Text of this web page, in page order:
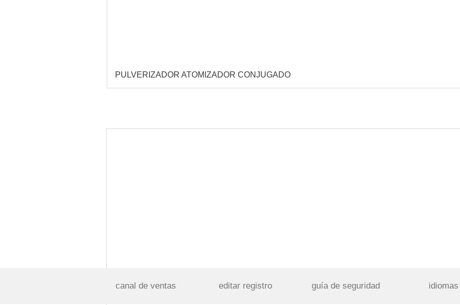
PULVERIZADOR ATOMIZADOR CONJUGADO
canal de ventas editar registro guía de seguridad idiomas